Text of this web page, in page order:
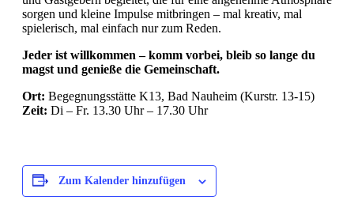
sorgen und kleine Impulse mitbringen – mal kreativ, mal
spielerisch, mal einfach nur zum Reden.
Jeder ist willkommen – komm vorbei, bleib so lange du
magst und genieße die Gemeinschaft.
Ort: Begegnungsstätte K13, Bad Nauheim (Kurstr. 13-15)
Zeit: Di – Fr. 13.30 Uhr – 17.30 Uhr
Zum Kalender hinzufügen